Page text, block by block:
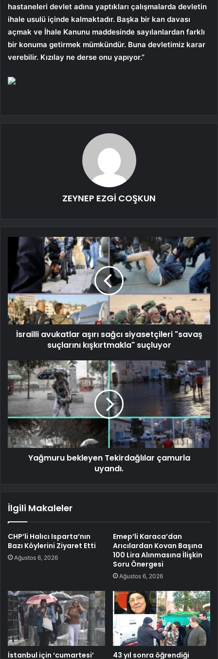
hastaneleri devlet adına yaptıkları çalışmalarda devletin
ihale usulü içinde kalmaktadır. Başka bir kan davası
açmak ve İhale Kanunu maddesinde sayılanlardan farklı
bir konuma getirmek mümkündür. Buna devletimiz karar
verebilir. Kızılay ne derse onu yapıyor.”
ZEYNEP EZGİ COŞKUN
İsrailli avukatlar aşırı sağcı siyasetçileri "savaş
suçlarını kışkırtmakla" suçluyor
Yağmuru bekleyen Tekirdağlılar çamurla
uyandı.
İlgili Makaleler
CHP’li Halıcı Isparta’nın
Bazı Köylerini Ziyaret Etti
Ağustos 6, 2026
Emep’li Karaca’dan
Arıcılardan Kovan Başına
100 Lira Alınmasına İlişkin
Soru Önergesi
Ağustos 6, 2026
İstanbul için ‘cumartesi’ 43 yıl sonra öğrendiği